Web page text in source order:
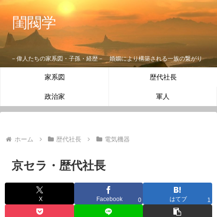
閨閥学
－偉人たちの家系図・子孫・経歴－ 婚姻により構築される一族の繋がり
家系図 歴代社長
政治家 軍人
ホーム 歴代社長 電気機器
京セラ・歴代社長
X Facebook 0 はてブ 1